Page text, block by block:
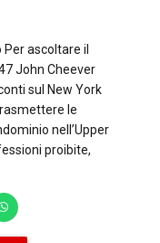
ascoltare il
John Cheever
sul New York
le
nell’Upper
proibite,